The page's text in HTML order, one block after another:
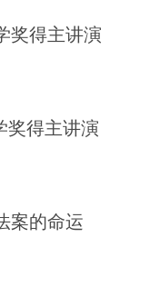
奖得主讲演
奖得主讲演
案的命运